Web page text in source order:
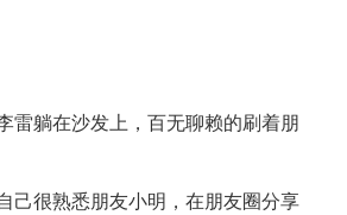
雷躺在沙发上，百无聊赖的刷着朋
己很熟悉朋友小明，在朋友圈分享